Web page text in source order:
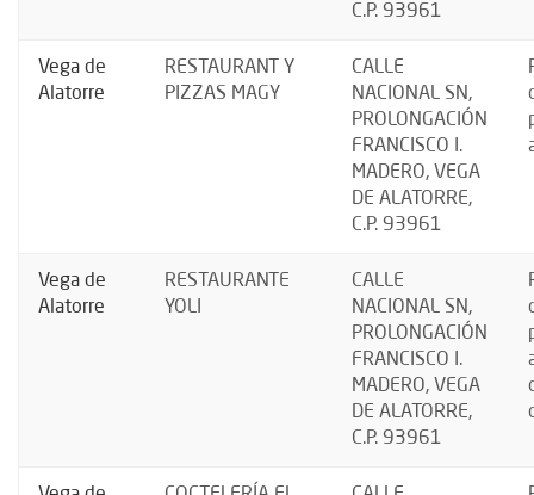
C.P. 93961
Vega de
Alatorre
RESTAURANT Y
PIZZAS MAGY
CALLE
NACIONAL SN,
PROLONGACIÓN
FRANCISCO I.
MADERO, VEGA
DE ALATORRE,
C.P. 93961
Vega de
Alatorre
RESTAURANTE
YOLI
CALLE
NACIONAL SN,
PROLONGACIÓN
FRANCISCO I.
MADERO, VEGA
DE ALATORRE,
C.P. 93961